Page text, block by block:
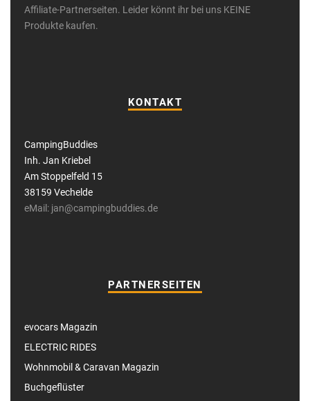
Affiliate-Partnerseiten. Leider könnt ihr bei uns KEINE
Produkte kaufen.
KONTAKT
CampingBuddies
Inh. Jan Kriebel
Am Stoppelfeld 15
38159 Vechelde
eMail: jan@campingbuddies.de
PARTNERSEITEN
evocars Magazin
ELECTRIC RIDES
Wohnmobil & Caravan Magazin
Buchgeflüster